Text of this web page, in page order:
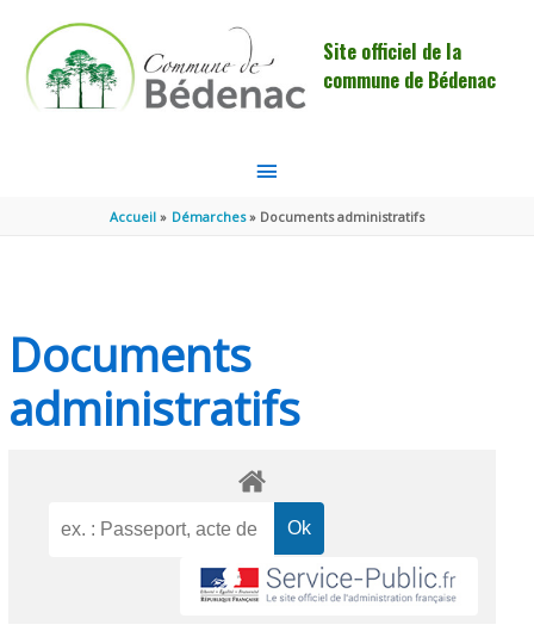
Site officiel de la
commune de Bédenac
MENU
PRINCIPAL
Accueil Démarches Documents administratifs
Documents
administratifs